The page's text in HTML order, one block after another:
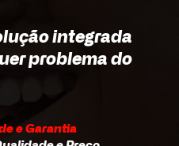
integrada
problema do
e Garantia